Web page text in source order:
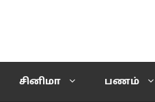
சினிமா பணம்